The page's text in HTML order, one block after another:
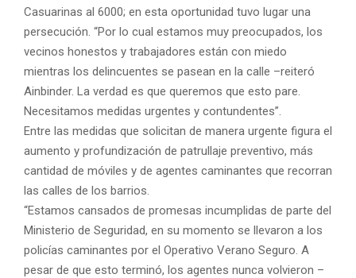
Casuarinas al 6000; en esta oportunidad tuvo lugar una
persecución. “Por lo cual estamos muy preocupados, los
vecinos honestos y trabajadores están con miedo
mientras los delincuentes se pasean en la calle –reiteró
Ainbinder. La verdad es que queremos que esto pare.
Necesitamos medidas urgentes y contundentes”.
Entre las medidas que solicitan de manera urgente figura el
aumento y profundización de patrullaje preventivo, más
cantidad de móviles y de agentes caminantes que recorran
las calles de los barrios.
“Estamos cansados de promesas incumplidas de parte del
Ministerio de Seguridad, en su momento se llevaron a los
policías caminantes por el Operativo Verano Seguro. A
pesar de que esto terminó, los agentes nunca volvieron –